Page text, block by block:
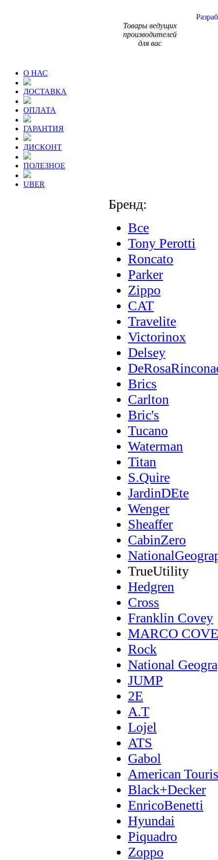
Товары ведущих
производителей
для вас
О НАС
ДОСТАВКА
ОПЛАТА
ГАРАНТИЯ
ДИСКОНТ
ПОЛЕЗНОЕ
UBER
Бренд:
Все
Tony Perotti
Roncato
Parker
Zippo
CAT
Travelite
Victorinox
Delsey
Brics
Carlton
Bric's
Tucano
Waterman
Titan
S.Quire
JardinDEte
Wenger
Sheaffer
CabinZero
TrueUtility
Hedgren
Cross
Franklin Covey
MARCO
Rock
National
JUMP
2E
A.T
Lojel
ATS
Gabol
American
Black+Decker
EnricoBenetti
Hyundai
Piquadro
Zoppo